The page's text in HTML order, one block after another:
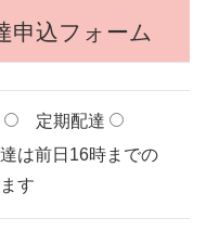
申込フォーム
定期配達
は前日16時までの
す